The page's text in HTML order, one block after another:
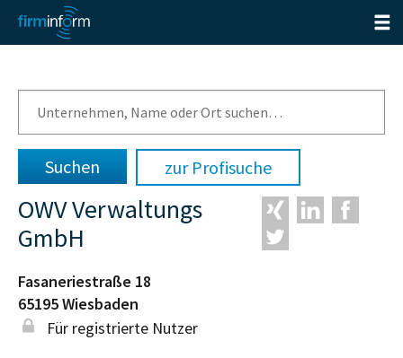
zur Profisuche
OWV Verwaltungs
GmbH
Fasaneriestraße 18
65195Wiesbaden
Für registrierte Nutzer